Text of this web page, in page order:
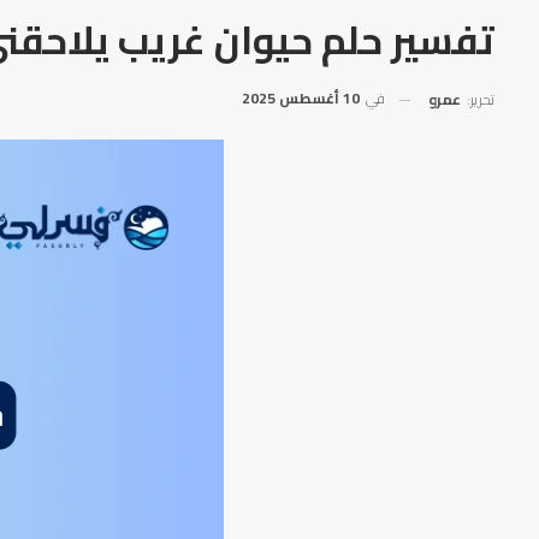
تفسير حلم حيوان غريب
تحرير: عمرو في 10 أغسطس 2025